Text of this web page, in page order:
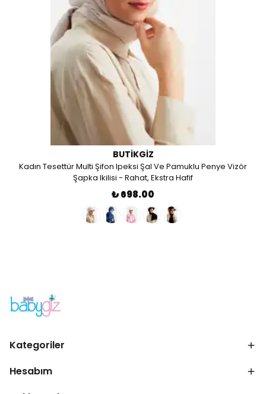
BUTIKGIZ
Kadın Tesettür Multi Şifon Ipeksi Şal Ve Pamuklu Penye Vizör
Şapka Ikilisi - Rahat, Ekstra Hafif
₺ 698.00
Kategoriler
Hesabım